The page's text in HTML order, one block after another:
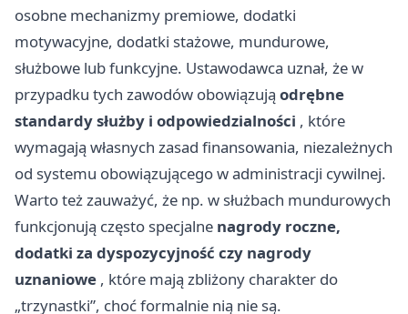
osobne mechanizmy premiowe, dodatki
motywacyjne, dodatki stażowe, mundurowe,
służbowe lub funkcyjne. Ustawodawca uznał, że w
przypadku tych zawodów obowiązują odrębne
standardy służby i odpowiedzialności , które
wymagają własnych zasad finansowania, niezależnych
od systemu obowiązującego w administracji cywilnej.
Warto też zauważyć, że np. w służbach mundurowych
funkcjonują często specjalne nagrody roczne,
dodatki za dyspozycyjność czy nagrody
uznaniowe , które mają zbliżony charakter do
„trzynastki”, choć formalnie nią nie są.